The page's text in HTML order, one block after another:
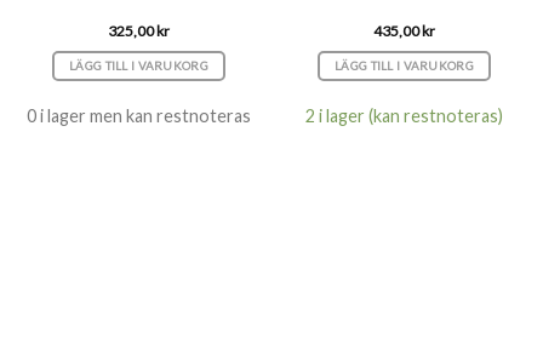
325,00kr
LÄGG TILL I VARUKORG
0 i lager men kan restnoteras
435,00kr
LÄGG TILL I VARUKORG
2 i lager (kan restnoteras)